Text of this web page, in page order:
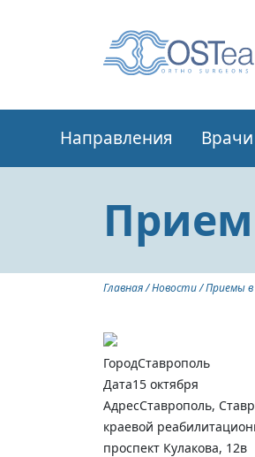
Направления Врачи
Прием
Главная/Новости/Приемы в
ГородСтаврополь
Дата15 октября
АдресСтаврополь,
краевой
проспект Кулакова, 12в